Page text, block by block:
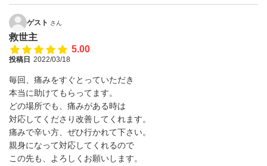
ゲスト さん
救世主
5.00
投稿日 2022/03/18
毎回、痛みをすぐとっていただき
本当に助けてもらってます。
どの場所でも、痛みがある時は
対応してくださり改善してくれます。
痛みで辛い方、ぜひ行かれて下さい。
親身になって対応してくれるので
この先も、よろしくお願いします。